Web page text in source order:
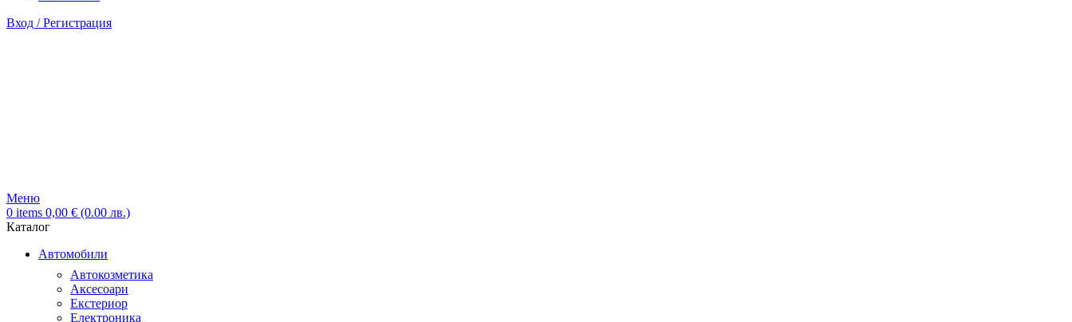
Вход / Регистрация
Меню
0 items 0,00 € (0.00 лв.)
Каталог
Автомобили
Автокозметика
Аксесоари
Екстериор
Електроника